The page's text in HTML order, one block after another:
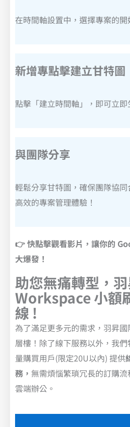
在時間軸設置中，選擇專案的
新增專點擊建立甘特圖
點擊「建立時間軸」，即可立
與團隊分享
輕鬆分享甘特圖，確保團隊協
高效的專案管理體驗！
👉 快點擊觀看影片，讓你的
大爆發！
助您無痛轉型，
Workspace 小額
線 !
為了滿足更多元的需求，羽昇
層樓！除了線下服務以外，我
量購買用戶(限定20U以內) 提供
務， 無需煩惱繁瑣冗長的訂購
雲端辦公。